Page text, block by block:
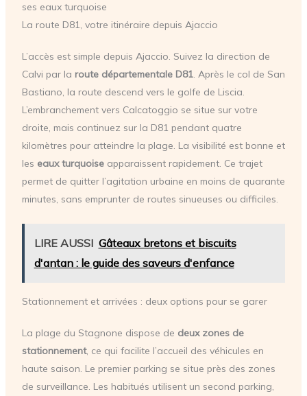
ses eaux turquoise
La route D81, votre itinéraire depuis Ajaccio
L’accès est simple depuis Ajaccio. Suivez la direction de
Calvi par la route départementale D81. Après le col de San
Bastiano, la route descend vers le golfe de Liscia.
L’embranchement vers Calcatoggio se situe sur votre
droite, mais continuez sur la D81 pendant quatre
kilomètres pour atteindre la plage. La visibilité est bonne et
les eaux turquoiseapparaissent rapidement. Ce trajet
permet de quitter l’agitation urbaine en moins de quarante
minutes, sans emprunter de routes sinueuses ou difficiles.
LIRE AUSSI Gâteaux bretons et biscuits
d'antan : le guide des saveurs d'enfance
Stationnement et arrivées : deux options pour se garer
La plage du Stagnone dispose de deux zones de
stationnement, ce qui facilite l’accueil des véhicules en
haute saison. Le premier parking se situe près des zones
de surveillance. Les habitués utilisent un second parking,